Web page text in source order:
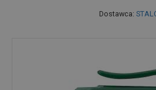
Dostawca: